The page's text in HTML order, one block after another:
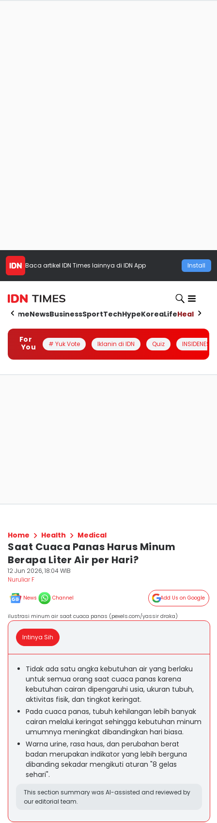
Baca artikel IDN Times lainnya di IDN App Install
HomeNewsBusinessSportTechHypeKoreaLifeHealth
For
You
# Yuk Vote Iklanin di IDN Quiz INSIDENESIA
Home Health Medical
Saat Cuaca Panas Harus Minum
Berapa Liter Air per Hari?
12 Jun 2026, 18:04 WIB
Nuruliar F
News Channel Add Us on Google
ilustrasi minum air saat cuaca panas (pexels.com/yassir draka)
Intinya Sih
Tidak ada satu angka kebutuhan air yang berlaku
untuk semua orang saat cuaca panas karena
kebutuhan cairan dipengaruhi usia, ukuran tubuh,
aktivitas fisik, dan tingkat keringat.
Pada cuaca panas, tubuh kehilangan lebih banyak
cairan melalui keringat sehingga kebutuhan minum
umumnya meningkat dibandingkan hari biasa.
Warna urine, rasa haus, dan perubahan berat
badan merupakan indikator yang lebih berguna
dibanding sekadar mengikuti aturan "8 gelas
sehari".
This section summary was AI-assisted and reviewed by
our editorial team.